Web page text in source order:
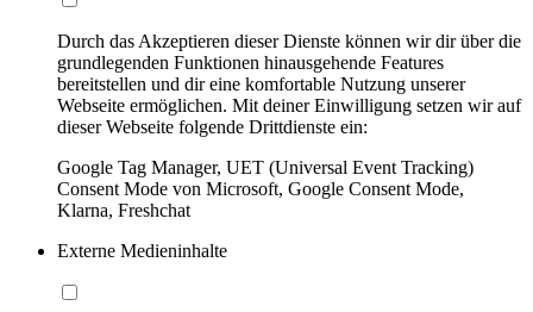
Durch das Akzeptieren dieser Dienste können wir dir über die
grundlegenden Funktionen hinausgehende Features
bereitstellen und dir eine komfortable Nutzung unserer
Webseite ermöglichen. Mit deiner Einwilligung setzen wir auf
dieser Webseite folgende Drittdienste ein:
Google Tag Manager, UET (Universal Event Tracking)
Consent Mode von Microsoft, Google Consent Mode,
Klarna, Freshchat
Externe Medieninhalte